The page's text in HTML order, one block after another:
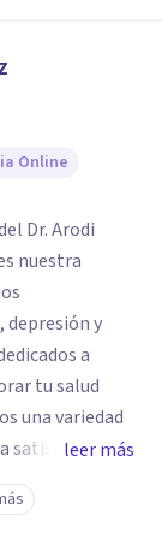
Online
Dr. Arodi
nuestra
depresión y
a
tu salud
satisfacer tus
de
el tratamiento
leer más